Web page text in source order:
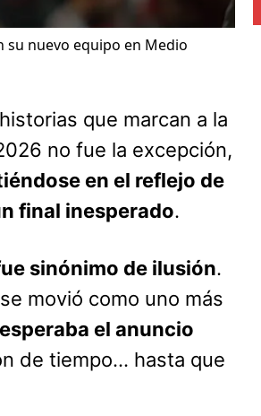
nuevo equipo en Medio
que marcan a la
no fue la excepción,
en el reflejo de
final inesperado.
sinónimo de ilusión.
movió como uno más
el anuncio
de tiempo… hasta que